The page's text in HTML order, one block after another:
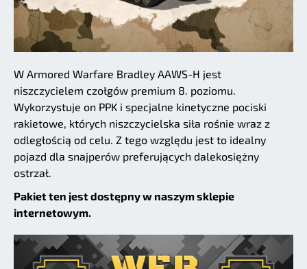
W Armored Warfare Bradley AAWS-H jest
niszczycielem czołgów premium 8. poziomu.
Wykorzystuje on PPK i specjalne kinetyczne pociski
rakietowe, których niszczycielska siła rośnie wraz z
odległością od celu. Z tego względu jest to idealny
pojazd dla snajperów preferujących dalekosiężny
ostrzał.
Pakiet ten jest dostępny w naszym sklepie
internetowym.